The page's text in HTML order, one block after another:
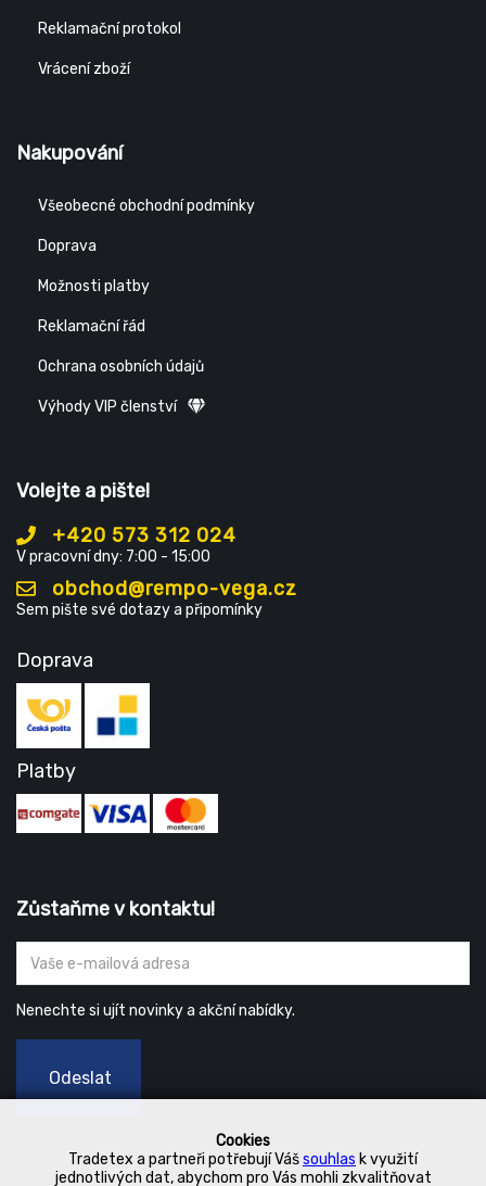
Cookies
Tradetex a partneři potřebují Vášsouhlas k využití
jednotlivých dat, abychom pro Vás mohli zkvalitňovat
Reklamační protokol
Vrácení zboží
Nakupování
Všeobecné obchodní podmínky
Doprava
Možnosti platby
Reklamační řád
Ochrana osobních údajů
Výhody VIP členství
Volejte a pište!
+420 573 312 024
V pracovní dny: 7:00 - 15:00
obchod@rempo-vega.cz
Sem pište své dotazy a připomínky
Doprava
Platby
Zůstaňme v kontaktu!
Nenechte si ujít novinky a akční nabídky.
Odeslat